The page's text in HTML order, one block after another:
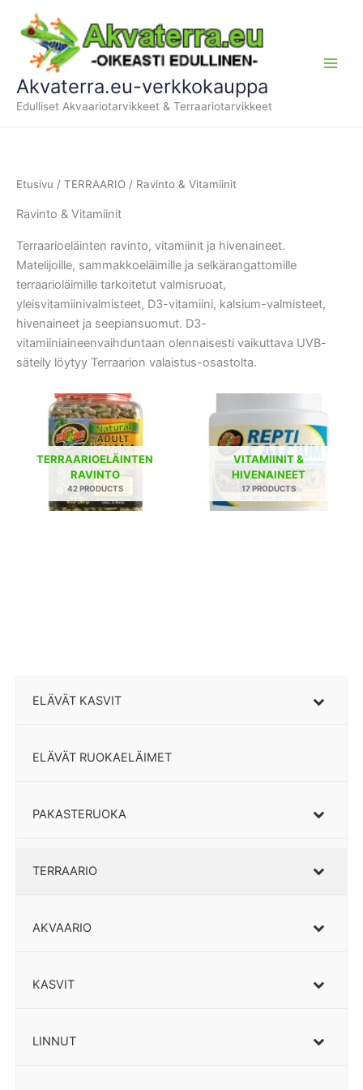
sisältöön
Akvaterra.eu-verkkokauppa
Edulliset Akvaariotarvikkeet & Terraariotarvikkeet
ELÄVÄT KASVIT
ELÄVÄT RUOKAELÄIMET
PAKASTERUOKA
TERRAARIO
AKVAARIO
KASVIT
LINNUT
Etusivu / TERRAARIO / Ravinto & Vitamiinit
Ravinto & Vitamiinit
Terraarioeläinten ravinto, vitamiinit ja hivenaineet.
Matelijoille, sammakkoeläimille ja selkärangattomille
terraarioläimille tarkoitetut valmisruoat,
yleisvitamiinivalmisteet, D3-vitamiini, kalsium-valmisteet,
hivenaineet ja seepiansuomut. D3-
vitamiiniaineenvaihduntaan olennaisesti vaikuttava UVB-
säteily löytyy Terraarion valaistus-osastolta.
TERRAARIOELÄINTEN
RAVINTO
42 PRODUCTS
VITAMIINIT &
HIVENAINEET
17 PRODUCTS